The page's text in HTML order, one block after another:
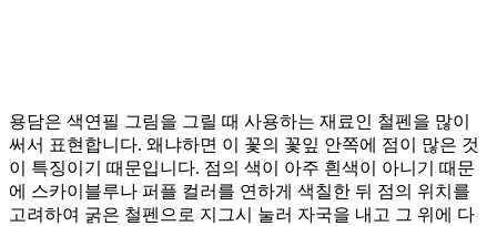
용담은 색연필 그림을 그릴 때 사용하는 재료인 철펜을 많이
써서 표현합니다. 왜냐하면 이 꽃의 꽃잎 안쪽에 점이 많은 것
이 특징이기 때문입니다. 점의 색이 아주 흰색이 아니기 때문
에 스카이블루나 퍼플 컬러를 연하게 색칠한 뒤 점의 위치를
고려하여 굵은 철펜으로 지그시 눌러 자국을 내고 그 위에 다